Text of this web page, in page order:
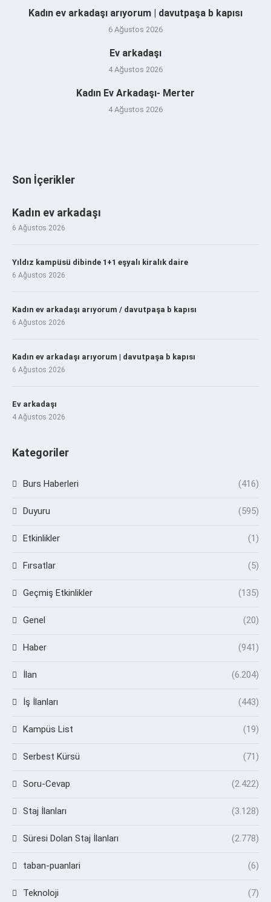
Kadın ev arkadaşı arıyorum | davutpaşa b kapısı
6 Ağustos 2026
Ev arkadaşı
4 Ağustos 2026
Kadın Ev Arkadaşı- Merter
4 Ağustos 2026
Son İçerikler
Kadın ev arkadaşı
6 Ağustos 2026
Yıldız kampüsü dibinde 1+1 eşyalı kiralık daire
6 Ağustos 2026
Kadın ev arkadaşı arıyorum / davutpaşa b kapısı
6 Ağustos 2026
Kadın ev arkadaşı arıyorum | davutpaşa b kapısı
6 Ağustos 2026
Ev arkadaşı
4 Ağustos 2026
Kategoriler
Burs Haberleri (416)
Duyuru (595)
Etkinlikler (1)
Fırsatlar (5)
Geçmiş Etkinlikler (135)
Genel (20)
Haber (941)
İlan (6.204)
İş İlanları (443)
Kampüs List (19)
Serbest Kürsü (71)
Soru-Cevap (2.422)
Staj İlanları (3.128)
Süresi Dolan Staj İlanları (2.778)
taban-puanlari (6)
Teknoloji (7)